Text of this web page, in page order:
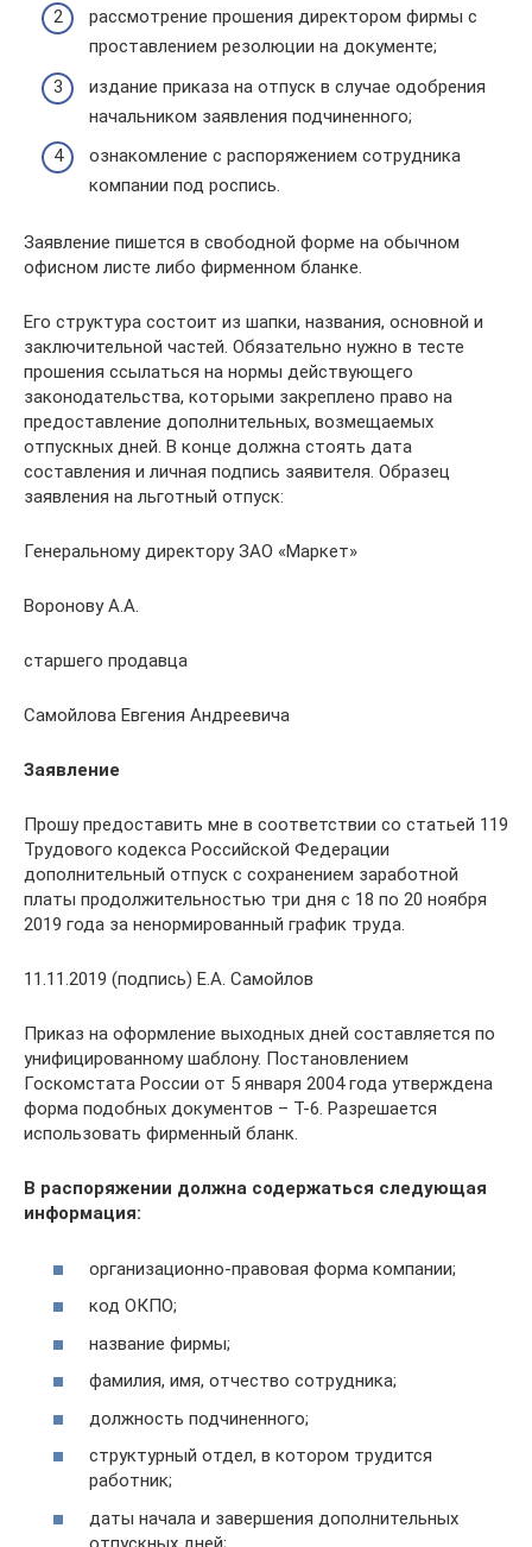
рассмотрение прошения директором фирмы с
проставлением резолюции на документе;
издание приказа на отпуск в случае одобрения
начальником заявления подчиненного;
ознакомление с распоряжением сотрудника
компании под роспись.
Заявление пишется в свободной форме на обычном
офисном листе либо фирменном бланке.
Его структура состоит из шапки, названия, основной и
заключительной частей. Обязательно нужно в тесте
прошения ссылаться на нормы действующего
законодательства, которыми закреплено право на
предоставление дополнительных, возмещаемых
отпускных дней. В конце должна стоять дата
составления и личная подпись заявителя. Образец
заявления на льготный отпуск:
Генеральному директору ЗАО «Маркет»
Воронову А.А.
старшего продавца
Самойлова Евгения Андреевича
Заявление
Прошу предоставить мне в соответствии со статьей 119
Трудового кодекса Российской Федерации
дополнительный отпуск с сохранением заработной
платы продолжительностью три дня с 18 по 20 ноября
2019 года за ненормированный график труда.
11.11.2019 (подпись) Е.А. Самойлов
Приказ на оформление выходных дней составляется по
унифицированному шаблону. Постановлением
Госкомстата России от 5 января 2004 года утверждена
форма подобных документов – Т-6. Разрешается
использовать фирменный бланк.
В распоряжении должна содержаться следующая
информация:
организационно-правовая форма компании;
код ОКПО;
название фирмы;
фамилия, имя, отчество сотрудника;
должность подчиненного;
структурный отдел, в котором трудится
работник;
даты начала и завершения дополнительных